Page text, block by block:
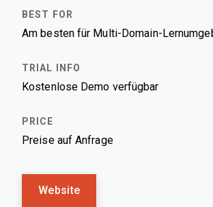
Am besten für Multi-Domain-
Kostenlose Demo verfügbar
Preise auf Anfrage
Website